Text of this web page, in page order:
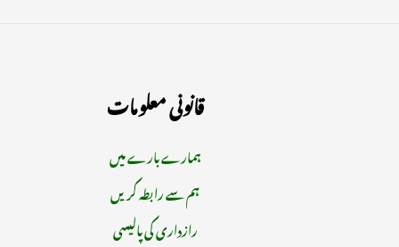
قانونی معلومات
ہمارے بارے میں
ہم سے رابطہ کریں
رازداری کی پالیسی